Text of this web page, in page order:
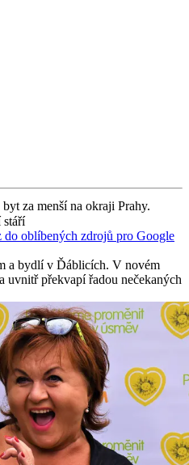
za menší na okraji Prahy.
stáří
do oblíbených zdrojů pro Google
a bydlí v Ďáblicích. V novém
uvnitř překvapí řadou nečekaných